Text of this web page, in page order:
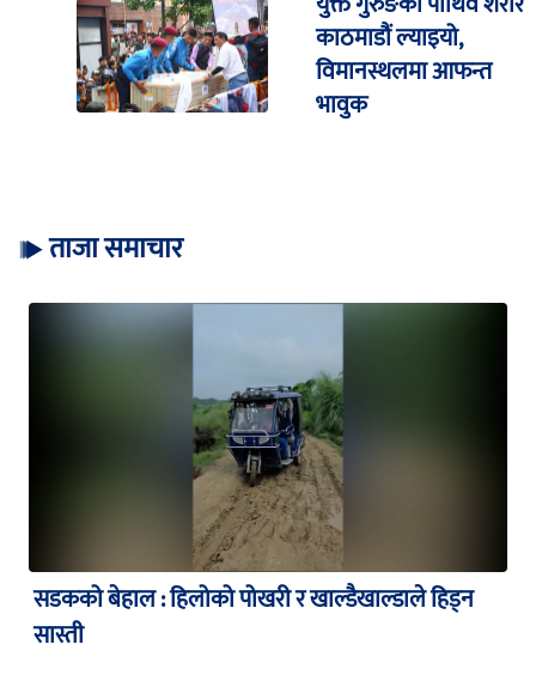
काठमाडौं ल्याइयो,
विमानस्थलमा आफन्त
भावुक
ताजा समाचार
सडकको बेहाल : हिलोको पोखरी र खाल्डैखाल्डाले हिड्न
सास्ती